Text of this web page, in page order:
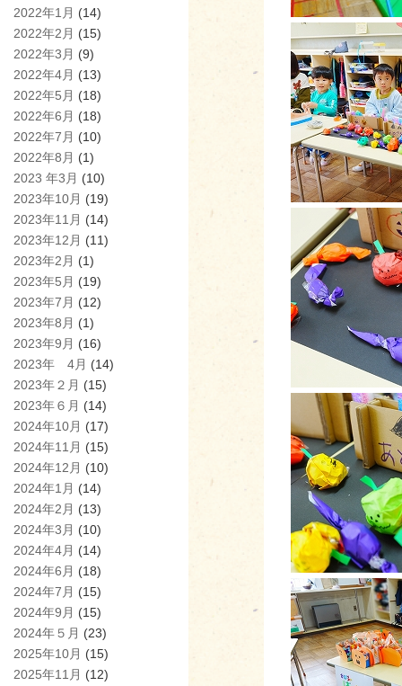
2022年1月 (14)
2022年2月 (15)
2022年3月 (9)
2022年4月 (13)
2022年5月 (18)
2022年6月 (18)
2022年7月 (10)
2022年8月 (1)
2023 年3月 (10)
2023年10月 (19)
2023年11月 (14)
2023年12月 (11)
2023年2月 (1)
2023年5月 (19)
2023年7月 (12)
2023年8月 (1)
2023年9月 (16)
2023年 4月 (14)
2023年２月 (15)
2023年６月 (14)
2024年10月 (17)
2024年11月 (15)
2024年12月 (10)
2024年1月 (14)
2024年2月 (13)
2024年3月 (10)
2024年4月 (14)
2024年6月 (18)
2024年7月 (15)
2024年9月 (15)
2024年５月 (23)
2025年10月 (15)
2025年11月 (12)